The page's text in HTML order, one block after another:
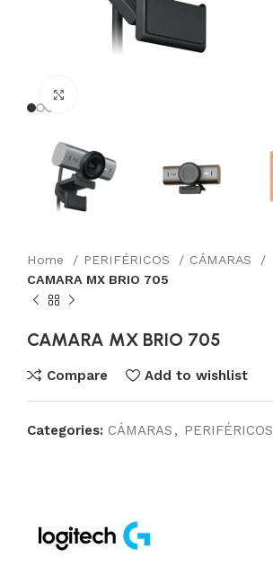
Home PERIFÉRICOS
CÁMARAS
CAMARA MX BRIO 705
CAMARA MX BRIO 705
Compare Add to wishlist
Categories: CÁMARAS , PERIFÉRICOS